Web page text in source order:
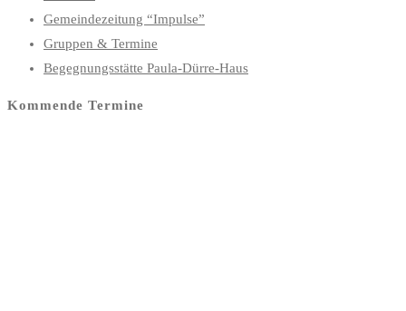
Gemeindezeitung “Impulse”
Gruppen & Termine
Begegnungsstätte Paula-Dürre-Haus
Kommende Termine